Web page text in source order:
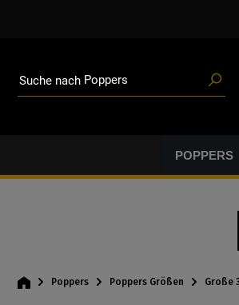
POPPERS
Poppers Poppers Größen Große
Suche nach
Poppers
Toys
BDSM-Gear